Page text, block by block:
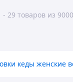
- 29 товаров из
кеды женские